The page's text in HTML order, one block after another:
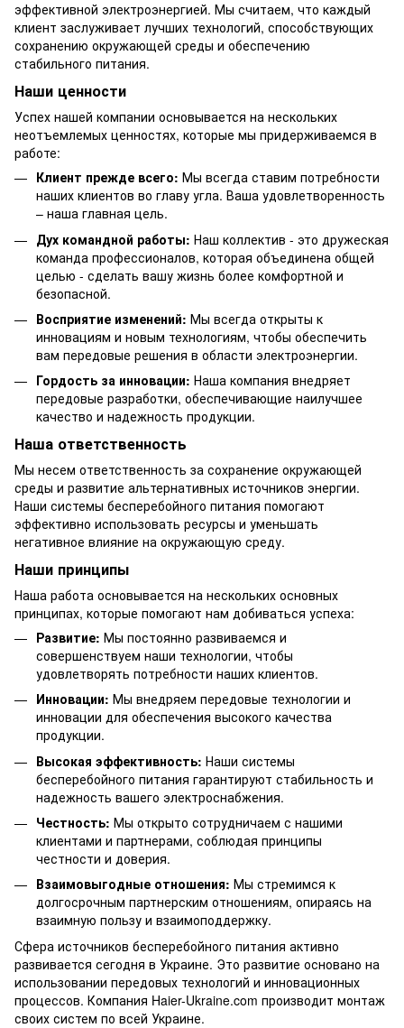
эффективной электроэнергией. Мы считаем, что каждый
клиент заслуживает лучших технологий, способствующих
сохранению окружающей среды и обеспечению
стабильного питания.
Наши ценности
Успех нашей компании основывается на нескольких
неотъемлемых ценностях, которые мы придерживаемся в
работе:
Клиент прежде всего: Мы всегда ставим потребности
наших клиентов во главу угла. Ваша удовлетворенность
– наша главная цель.
Дух командной работы: Наш коллектив - это дружеская
команда профессионалов, которая объединена общей
целью - сделать вашу жизнь более комфортной и
безопасной.
Восприятие изменений: Мы всегда открыты к
инновациям и новым технологиям, чтобы обеспечить
вам передовые решения в области электроэнергии.
Гордость за инновации: Наша компания внедряет
передовые разработки, обеспечивающие наилучшее
качество и надежность продукции.
Наша ответственность
Мы несем ответственность за сохранение окружающей
среды и развитие альтернативных источников энергии.
Наши системы бесперебойного питания помогают
эффективно использовать ресурсы и уменьшать
негативное влияние на окружающую среду.
Наши принципы
Наша работа основывается на нескольких основных
принципах, которые помогают нам добиваться успеха:
Развитие: Мы постоянно развиваемся и
совершенствуем наши технологии, чтобы
удовлетворять потребности наших клиентов.
Инновации: Мы внедряем передовые технологии и
инновации для обеспечения высокого качества
продукции.
Высокая эффективность: Наши системы
бесперебойного питания гарантируют стабильность и
надежность вашего электроснабжения.
Честность: Мы открыто сотрудничаем с нашими
клиентами и партнерами, соблюдая принципы
честности и доверия.
Взаимовыгодные отношения: Мы стремимся к
долгосрочным партнерским отношениям, опираясь на
взаимную пользу и взаимоподдержку.
Сфера источников бесперебойного питания активно
развивается сегодня в Украине. Это развитие основано на
использовании передовых технологий и инновационных
процессов. Компания Haier-Ukraine.com производит монтаж
своих систем по всей Украине.